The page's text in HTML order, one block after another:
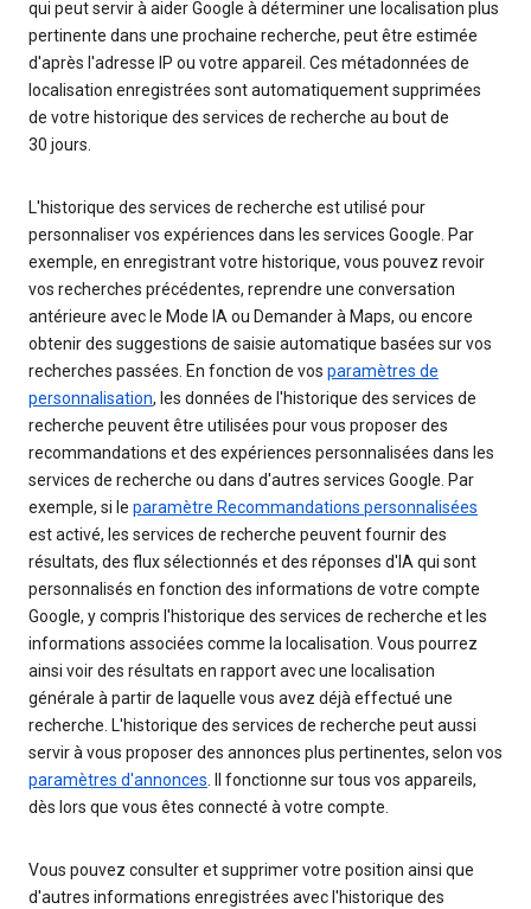
qui peut servir à aider Google à déterminer une localisation plus
pertinente dans une prochaine recherche, peut être estimée
d'après l'adresse IP ou votre appareil. Ces métadonnées de
localisation enregistrées sont automatiquement supprimées
de votre historique des services de recherche au bout de
30 jours.
L'historique des services de recherche est utilisé pour
personnaliser vos expériences dans les services Google. Par
exemple, en enregistrant votre historique, vous pouvez revoir
vos recherches précédentes, reprendre une conversation
antérieure avec le Mode IA ou Demander à Maps, ou encore
obtenir des suggestions de saisie automatique basées sur vos
recherches passées. En fonction de vos paramètres de
personnalisation, les données de l'historique des services de
recherche peuvent être utilisées pour vous proposer des
recommandations et des expériences personnalisées dans les
services de recherche ou dans d'autres services Google. Par
exemple, si le paramètre Recommandations personnalisées
est activé, les services de recherche peuvent fournir des
résultats, des flux sélectionnés et des réponses d'IA qui sont
personnalisés en fonction des informations de votre compte
Google, y compris l'historique des services de recherche et les
informations associées comme la localisation. Vous pourrez
ainsi voir des résultats en rapport avec une localisation
générale à partir de laquelle vous avez déjà effectué une
recherche. L'historique des services de recherche peut aussi
servir à vous proposer des annonces plus pertinentes, selon vos
paramètres d'annonces. Il fonctionne sur tous vos appareils,
dès lors que vous êtes connecté à votre compte.
Vous pouvez consulter et supprimer votre position ainsi que
d'autres informations enregistrées avec l'historique des